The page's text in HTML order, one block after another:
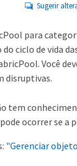
Sugerir
para
ciclo de vida
Você
disruptivas.
tem
ocorrer se
"Gerenciar